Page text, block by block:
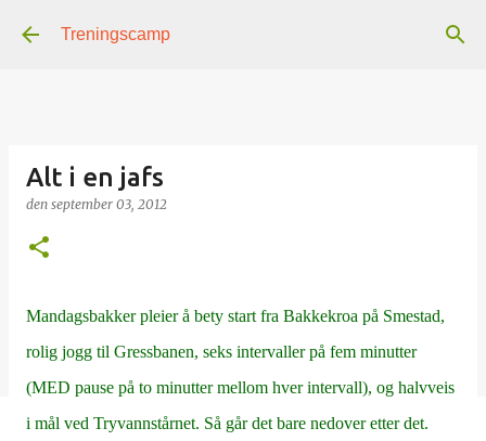
Gå til hovedinnhold
Treningscamp
Alt i en jafs
den september 03, 2012
Mandagsbakker pleier å bety start fra Bakkekroa på Smestad,
rolig jogg til Gressbanen, seks intervaller på fem minutter
(MED pause på to minutter mellom hver intervall), og halvveis
i mål ved Tryvannstårnet. Så går det bare nedover etter det.